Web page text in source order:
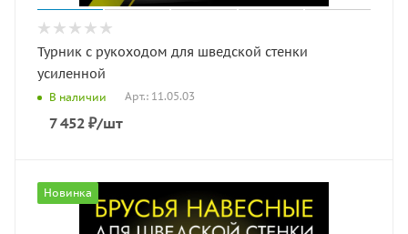
Турник с рукоходом для шведской стенки
усиленной
В наличии Арт.: 11.05.03
7 452 ₽/шт
Новинка